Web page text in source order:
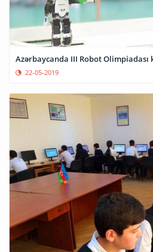
Azərbaycanda III Robot Olimpiadası
22-05-2019